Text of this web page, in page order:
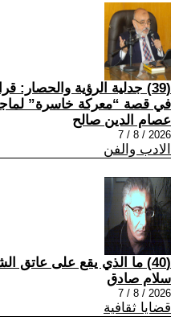
(39) جدلية الرؤية والحصار:
في قصة “معركة خاسرة”
عصام الدين صالح
2026 / 8 / 7
الادب والفن
(40) ما الذي يقع على عاتق الشعراء
سلام صادق
2026 / 8 / 7
قضايا ثقافية